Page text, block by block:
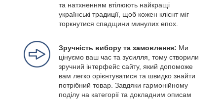
та натхненням втілюють найкращі
українські традиції, щоб кожен клієнт міг
торкнутися спадщини минулих епох.
Зручність вибору та замовлення: Ми
цінуємо ваш час та зусилля, тому створили
зручний інтерфейс сайту, який допоможе
вам легко орієнтуватися та швидко знайти
потрібний товар. Завдяки гармонійному
поділу на категорії та докладним описам